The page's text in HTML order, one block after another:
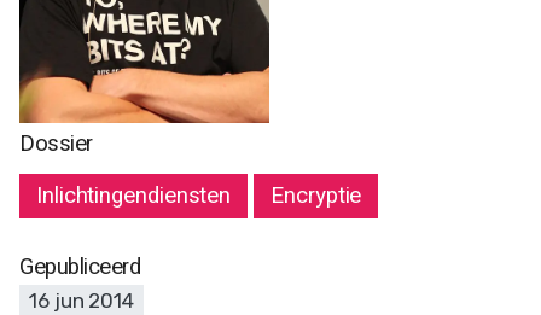
Dossier
Inlichtingendiensten
Encryptie
Gepubliceerd
16 jun 2014